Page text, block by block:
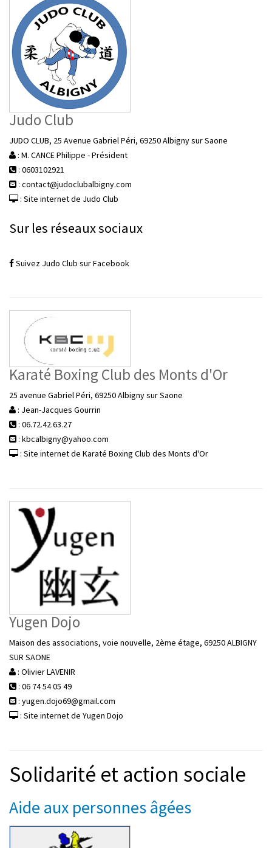
Judo Club
JUDO CLUB, 25 Avenue Gabriel Péri, 69250 Albigny sur Saone
: M. CANCE Philippe - Président
: 0603102921
: contact@judoclubalbigny.com
: Site internet de Judo Club
Sur les réseaux sociaux
Suivez Judo Club sur Facebook
Karaté Boxing Club des Monts d'Or
25 avenue Gabriel Péri, 69250 Albigny sur Saone
: Jean-Jacques Gourrin
: 06.72.42.63.27
: kbcalbigny@yahoo.com
: Site internet de Karaté Boxing Club des Monts d'Or
Yugen Dojo
Maison des associations, voie nouvelle, 2ème étage, 69250 ALBIGNY
SUR SAONE
: Olivier LAVENIR
: 06 74 54 05 49
: yugen.dojo69@gmail.com
: Site internet de Yugen Dojo
Solidarité et action sociale
Aide aux personnes âgées